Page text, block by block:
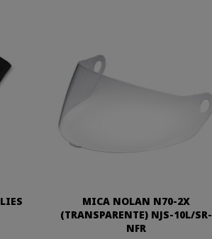
MICA NOLAN N70-2X
(TRANSPARENTE) NJS-10L/SR-
NFR